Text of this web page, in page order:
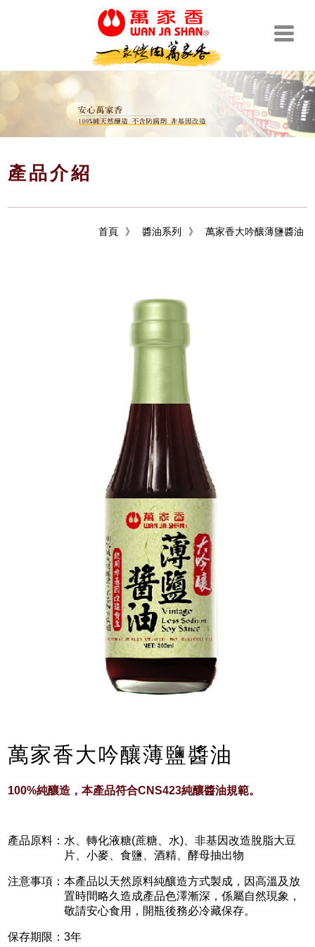
產品介紹
萬家香大吟釀薄鹽醬油
》
醬油系列
》
首頁
萬家香大吟釀薄鹽醬油
100%純釀造，本產品符合CNS423純釀醬油規範。
產品原料： 水、轉化液糖(蔗糖、水)、非基因改造脫脂大豆
片、小麥、食鹽、酒精、酵母抽出物
注意事項：本產品以天然原料純釀造方式製成，因高溫及放
置時間略久造成產品色澤漸深，係屬自然現象，
敬請安心食用，開瓶後務必冷藏保存。
保存期限：3年